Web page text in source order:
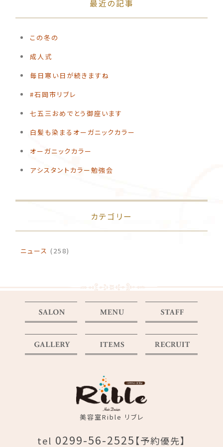
最近の記事
この冬の
️成人式
毎日寒い日が続きますね
#石岡市リブレ
️七五三おめでとう御座います
白髪も染まるオーガニックカラー
オーガニックカラー
アシスタントカラー勉強会
カテゴリー
ニュース (258)
美容室Rible リブレ
tel 0299-56-2525 【予約優先】